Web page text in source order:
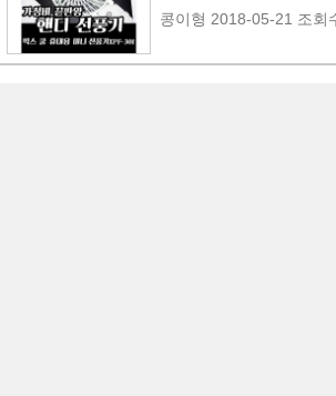
콩이형 2018-05-21 조회